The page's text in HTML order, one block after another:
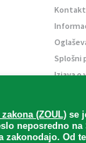
(ZOUL) se
neposredno na
zakonodajo. Od
Kontakt
Splošni
Izjava o